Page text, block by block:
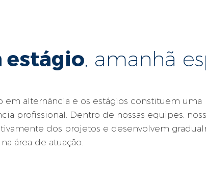
estágio, amanhã
em alternância e os estágios constituem uma
profissional. Dentro de nossas equipes,
dos projetos e desenvolvem
área de atuação.